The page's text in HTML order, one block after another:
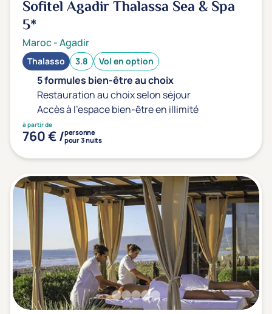
Vente Flash & Promo
Offres spéciales Solo
Distance de chez vous
Établissements proches de chez moi
Km
Transports & hébergement
Soins sans hébergement
Offre séjour + vol inclus
Sofitel Agadir Thalassa Sea & Spa
5*
Maroc-Agadir
Thalasso 3.8 Vol en option
5 formules bien-être au choix
Restauration au choix selon séjour
Accès à l'espace bien-être en illimité
à partir de
760 € /personne
pour 3 nuits